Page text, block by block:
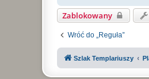
Zablokowany
Wróć do „Reguła”
Szlak Templariuszy